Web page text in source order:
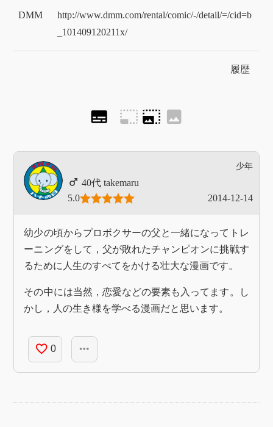
DMM
http://www.dmm.com/rental/comic/-/detail/=/cid=b
_101409120211x/
履歴
subtitles photo_size_select_small photo_size_select_large image
少年
takemaru
5.0
2014-12-14
幼少の頃からプロボクサーの父と一緒になってトレ
ーニングをして，父が敗れたチャンピオンに挑戦す
るために人生のすべてをかける壮大な漫画です。
その中には当然，恋愛などの要素も入ってます。し
かし，人の生き様を学べる漫画だと思います。
favorite_border 0 more_horiz